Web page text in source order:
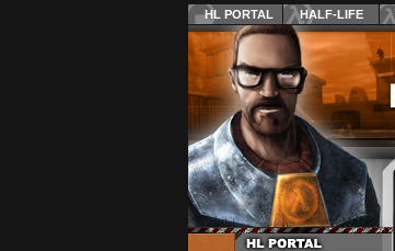
HL PORTAL HALF-LIFE